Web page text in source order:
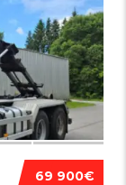
69 900€